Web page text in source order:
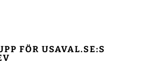
FÖR USAVAL.SE:S